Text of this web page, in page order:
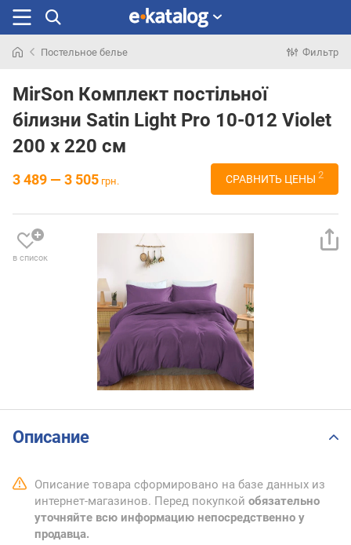
раньше
Постельное белье Фильтр
MirSon Комплект постільної
білизни Satin Light Pro 10-012 Violet
200 x 220 см
3 489 — 3 505 грн. СРАВНИТЬ ЦЕНЫ 2
в список
Описание
Описание товара сформировано на базе данных из
интернет-магазинов. Перед покупкой обязательно
уточняйте всю информацию непосредственно у
продавца.